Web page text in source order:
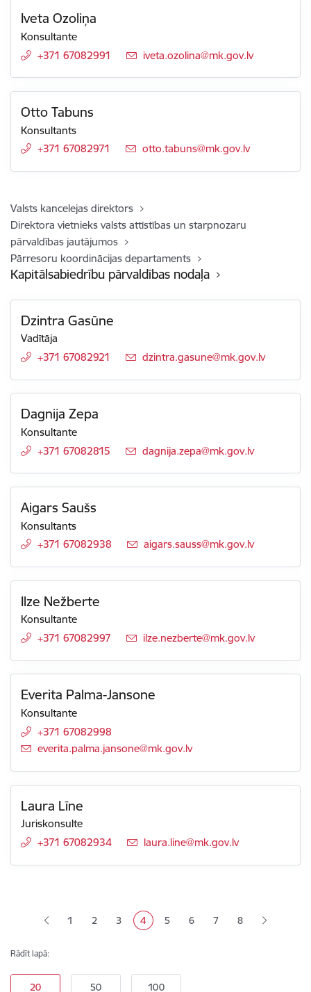
Iveta Ozoliņa
Konsultante
+371 67082991
E-pasts:
iveta.ozolina@mk.gov.lv
Otto Tabuns
Konsultants
+371 67082971
E-pasts:
otto.tabuns@mk.gov.lv
Valsts kancelejas direktors
Direktora vietnieks valsts attīstības un starpnozaru
pārvaldības jautājumos
Pārresoru koordinācijas departaments
Kapitālsabiedrību pārvaldības nodaļa
Dzintra Gasūne
Vadītāja
+371 67082921
E-pasts:
dzintra.gasune@mk.gov.lv
Dagnija Zepa
Konsultante
+371 67082815
E-pasts:
dagnija.zepa@mk.gov.lv
Aigars Saušs
Konsultants
+371 67082938
E-pasts:
aigars.sauss@mk.gov.lv
Ilze Nežberte
Konsultante
+371 67082997
E-pasts:
ilze.nezberte@mk.gov.lv
Everita Palma-Jansone
Konsultante
+371 67082998
E-pasts:
everita.palma.jansone@mk.gov.lv
Laura Līne
Juriskonsulte
+371 67082934
E-pasts:
laura.line@mk.gov.lv
LapošanaLapa
1 Lapa
2 Lapa
3 Pašreizējā lapa
4 Lapa
5 Lapa
6 Lapa
7 8
Rādīt lapā: